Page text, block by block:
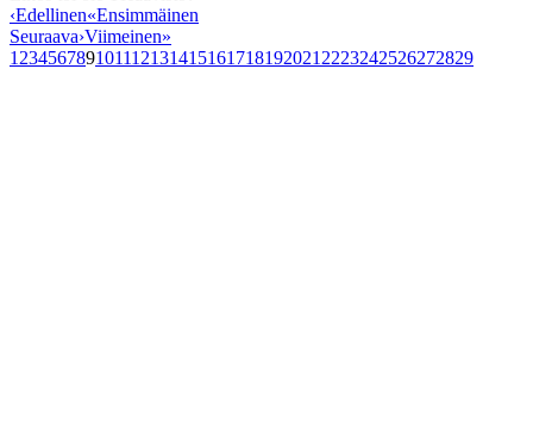
‹Edellinen«Ensimmäinen
Seuraava›Viimeinen»
1 23456789101112131415161718192021 2223242526272829